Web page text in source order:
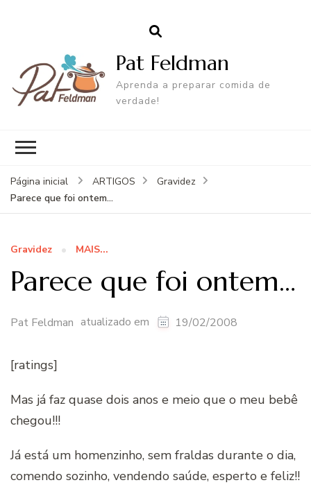
Pat Feldman
Aprenda a preparar comida de
verdade!
Página inicial ARTIGOS
Gravidez
Parece que foi ontem…
Gravidez MAIS...
Parece que foi ontem…
Pat Feldman atualizado em 19/02/2008
[ratings]
Mas já faz quase dois anos e meio que o meu bebê
chegou!!!
Já está um homenzinho, sem fraldas durante o dia,
comendo sozinho, vendendo saúde, esperto e feliz!!